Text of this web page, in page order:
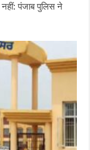
पंजाब पुलिस ने